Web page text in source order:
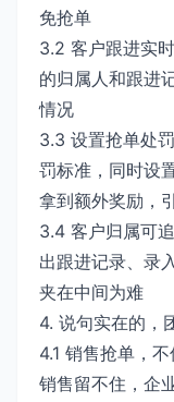
免抢单
3.2 客户跟进实
的归属人和跟进
情况
3.3 设置抢单处
罚标准，同时设
拿到额外奖励，
3.4 客户归属可
出跟进记录、录
夹在中间为难
4. 说句实在的，
4.1 销售抢单，
销售留不住，企